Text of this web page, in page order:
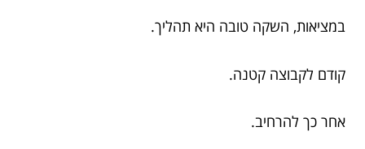
במציאות, השקה טובה היא תהליך.
קודם לקבוצה קטנה.
אחר כך להרחיב.